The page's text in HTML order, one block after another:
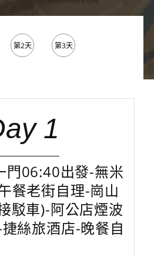
第2天 第3天
1
門06:40出發-無米
餐老街自理-崗山
駁車)-阿公店煙波
絲旅酒店-晚餐自